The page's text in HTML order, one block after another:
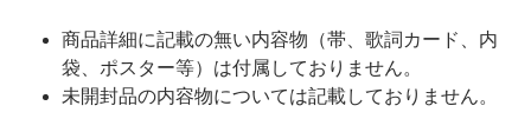
商品詳細に記載の無い内容物（帯、歌詞カード、内
袋、ポスター等）は付属しておりません。
未開封品の内容物については記載しておりません。